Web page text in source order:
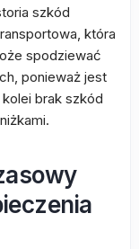
szkód
która
spodziewać
ponieważ jest
brak szkód